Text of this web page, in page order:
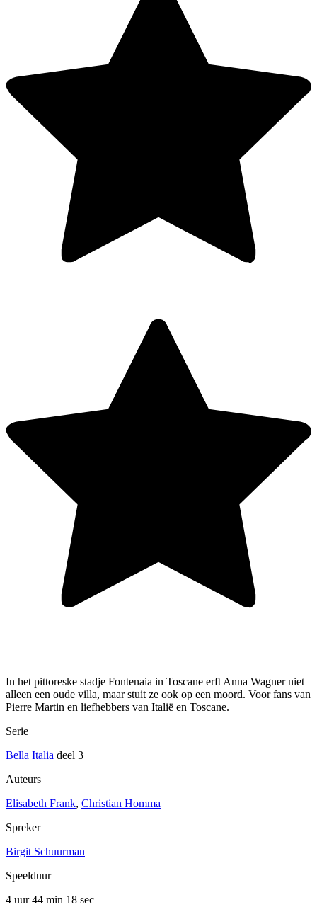
In het pittoreske stadje Fontenaia in Toscane erft Anna Wagner niet
alleen een oude villa, maar stuit ze ook op een moord. Voor fans van
Pierre Martin en liefhebbers van Italië en Toscane.
Serie
Bella Italia deel 3
Auteurs
Elisabeth Frank, Christian Homma
Spreker
Birgit Schuurman
Speelduur
4 uur 44 min 18 sec